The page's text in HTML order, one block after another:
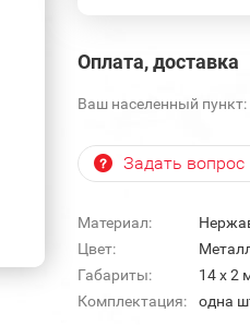
Оплата, доставка
Ваш населенный пункт:
Задать вопрос
Материал:
Цвет:
Габариты:
14 х 2
Комплектация:
одна